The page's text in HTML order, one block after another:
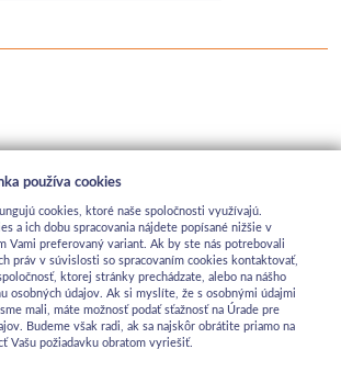
používa cookies
cookies, ktoré naše spoločnosti využívajú.
a ich dobu spracovania nájdete popísané nižšie v
Vami preferovaný variant. Ak by ste nás potrebovali
práv v súvislosti so spracovaním cookies kontaktovať,
ktorej stránky prechádzate, alebo na nášho
osobných údajov. Ak si myslíte, že s osobnými údajmi
mali, máte možnosť podať sťažnosť na Úrade pre
Budeme však radi, ak sa najskôr obrátite priamo na
Vašu požiadavku obratom vyriešiť.